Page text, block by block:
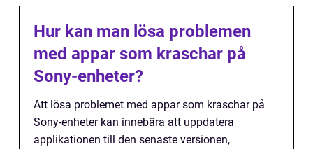
Hur kan man lösa problemen
med appar som kraschar på
Sony-enheter?
Att lösa problemet med appar som kraschar på
Sony-enheter kan innebära att uppdatera
applikationen till den senaste versionen,